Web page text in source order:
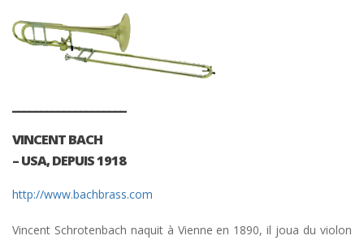
VINCENT BACH
– USA, DEPUIS 1918
http://www.bachbrass.com
Vincent Schrotenbach naquit à Vienne en 1890, il joua du violon